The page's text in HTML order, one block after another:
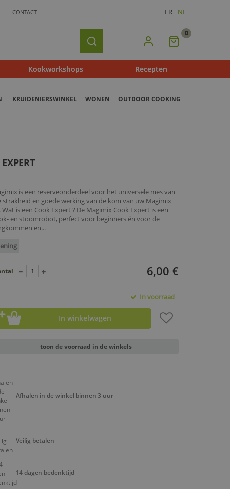
CONTACT FR NL
Zoeken Mijn
0
Kookworkshops Recepten
KRUIDENIERSWINKEL WONEN OUTDOOR COOKING
is een reserveonderdeel voor het universele mes van
en goede werking van de kom van uw Magimix
is een Cook Expert ? De Magimix Cook Expert is een
en stoomrobot, perfect voor beginners én voor de
en...
6,00 €
In voorraad
In winkelwagen
toon de voorraad in de winkels
Afhalen in de winkel binnen 3 uur
Veilig betalen
14 dagen bedenktijd